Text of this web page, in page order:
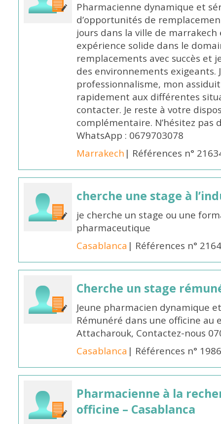
Pharmacienne dynamique et
d’opportunités de
jours dans la ville de marrakech
expérience solide dans le
remplacements avec succès et
des environnements exigeants.
professionnalisme, mon
rapidement aux différentes
contacter. Je reste à votre
complémentaire. N’hésitez
WhatsApp : 0679703078
Marrakech | Références n°
cherche une stage à
je cherche un stage ou une
pharmaceutique
Casablanca | Références n°
Cherche un stage
Jeune pharmacien dynamique
Rémunéré dans une officine au
Attacharouk, Contactez-nous
Casablanca | Références n°
Pharmacienne à la
officine – Casablanca